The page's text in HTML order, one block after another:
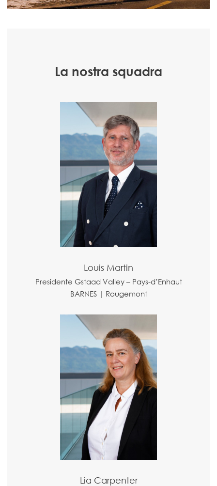
La nostra squadra
Louis Martin
Presidente Gstaad Valley – Pays-d’Enhaut
BARNES | Rougemont
Lia Carpenter